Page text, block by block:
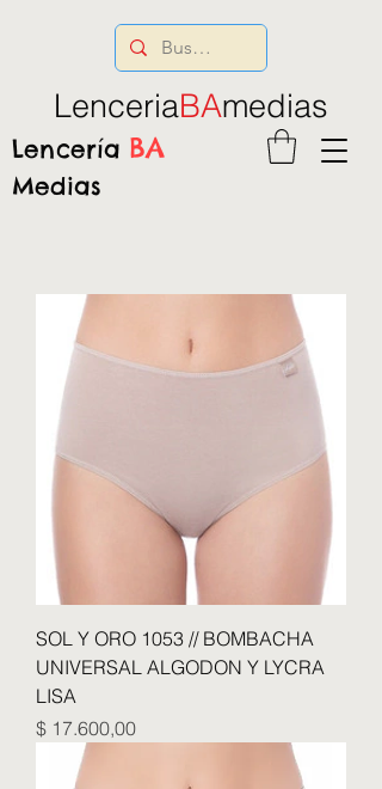
Lencería BA
Medias
LenceriaBAmedias
SOL Y ORO 1053 // BOMBACHA
UNIVERSAL ALGODON Y LYCRA
LISA
Precio
$ 17.600,00